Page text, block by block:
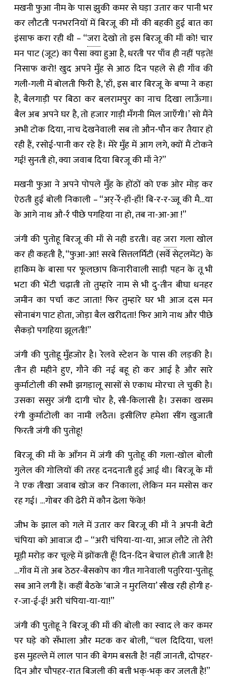
मखनी फुआ नीम के पास झुकी कमर से घड़ा उतार कर पानी भर
कर लौटती पनभरनियों में बिरजू की माँ की बहकी हुई बात का
इंसाफ करा रही थी – “जरादेखो तो इस बिरजू की माँ को! चार
मन पाट (जूट) का पैसा क्या हुआ है, धरती पर पाँव ही नहीं पड़ते!
निसाफ करो! खुद अपने मुँह से आठ दिन पहले से ही गाँव की
गली-गली में बोलती फिरी है, ‘हाँ, इस बार बिरजू के बप्पा ने कहा
है, बैलगाड़ी पर बिठा कर बलरामपुर का नाच दिखा लाऊँगा।
बैल अब अपने घर है, तो हजार गाड़ी मँगनी मिल जाएँगी।’ सो मैंने
अभी टोक दिया, नाच देखनेवाली सब तो औन-पौन कर तैयार हो
रही हैं, रसोई-पानी कर रहे हैं। मेरे मुँह में आग लगे, क्यों मैं टोकने
गई! सुनती हो, क्या जवाब दिया बिरजू की माँ ने?”
मखनी फुआ ने अपने पोपले मुँह के होंठों को एक ओर मोड़ कर
ऐठती हुई बोली निकाली – “अर्-र्रे-हाँ-हाँ! बि-र-र-ज्जू की मै…या
के आगे नाथ औ-र्र पीछे पगहिया ना हो, तब ना-आ-आ !”
जंगी की पुतोहू बिरजू की माँ से नही डरती। वहजरा गला खोल
कर ही कहती है, “फुआ-आ! सरबे सित्तलर्मिटी (सर्वे सेट्लमेंट) के
हाकिम के बासा पर फूलछाप किनारीवाली साड़ी पहन के तू भी
भटा की भेंटी चढ़ाती तो तुम्हारे नाम से भी दु-तीन बीघा धनहर
जमीन का पर्चा कट जाता! फिर तुम्हारे घर भी आज दस मन
सोनाबंग पाट होता, जोड़ा बैल खरीदता! फिर आगे नाथ और पीछे
सैकड़ो पगहिया झूलती!”
जंगी की पुतोहू मुँहजोर है। रेलवे स्टेशन के पास की लड़की है।
तीन ही महीने हुए, गौने की नई बहू हो कर आई है और सारे
कुर्माटोली की सभी झगड़ालू सासों से एकाध मोरचा ले चुकी है।
उसका ससुर जंगी दागी चोर है, सी-किलासी है। उसका खसम
रंगी कुर्माटोली का नामी लठैत। इसीलिए हमेशा सींग खुजाती
फिरती जंगी की पुतोहू!
बिरजू की माँ के आँगन में जंगी की पुतोहू की गला-खोल बोली
गुलेल की गोलियों की तरह दनदनाती हुई आई थी। बिरजू के माँ
ने एक तीखा जवाब खोज कर निकाला, लेकिन मन मसोस कर
रह गई। …गोबर की ढेरी में कौन ढेला फेंके!
जीभ के झाल को गले में उतार कर बिरजू की माँ ने अपनी बेटी
चंपिया को आवाज दी – “अरी चंपिया-या-या, आज लौटे तो तेरी
मूड़ी मरोड़ कर चूल्हे में झोंकती हूँ! दिन-दिन बेचाल होती जाती है!
…गाँव में तो अब ठेठर-बैसकोप का गीत गानेवाली पतुरिया-पुतोहू
सब आने लगी हैं। कहीं बैठके ‘बाजे न मुरलिया’ सीख रही होगी ह-
र-जा-ई-ई! अरी चंपिया-या-या!”
जंगी की पुतोहू ने बिरजू की माँ की बोली का स्वाद ले कर कमर
पर घड़े को सँभाला और मटक कर बोली, “चल दिदिया, चल!
इस मुहल्ले में लाल पान की बेगम बसती है! नहीं जानती, दोपहर-
दिन और चौपहर-रात बिजली की बत्ती भक्-भक् कर जलती है!”